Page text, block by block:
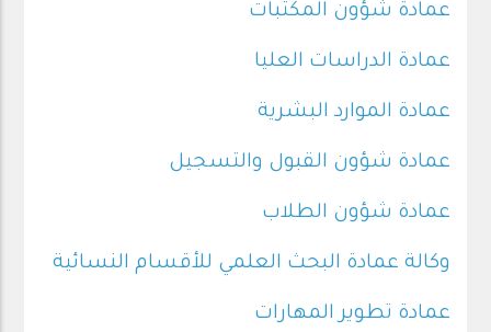
عمادة شؤون المكتبات
عمادة الدراسات العليا
عمادة الموارد البشرية
عمادة شؤون القبول والتسجيل
عمادة شؤون الطلاب
وكالة عمادة البحث العلمي للأقسام النسائية
عمادة تطوير المهارات